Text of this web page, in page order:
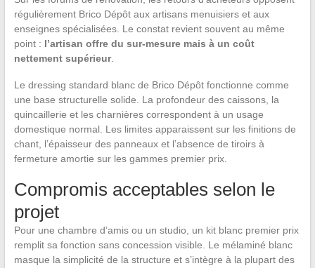
régulièrement Brico Dépôt aux artisans menuisiers et aux
enseignes spécialisées. Le constat revient souvent au même
point : l’artisan offre du sur-mesure mais à un coût
nettement supérieur.
Le dressing standard blanc de Brico Dépôt fonctionne comme
une base structurelle solide. La profondeur des caissons, la
quincaillerie et les charnières correspondent à un usage
domestique normal. Les limites apparaissent sur les finitions de
chant, l’épaisseur des panneaux et l’absence de tiroirs à
fermeture amortie sur les gammes premier prix.
Compromis acceptables selon le
projet
Pour une chambre d’amis ou un studio, un kit blanc premier prix
remplit sa fonction sans concession visible. Le mélaminé blanc
masque la simplicité de la structure et s’intègre à la plupart des